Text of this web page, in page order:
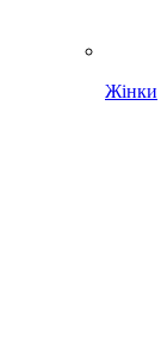
Жінки